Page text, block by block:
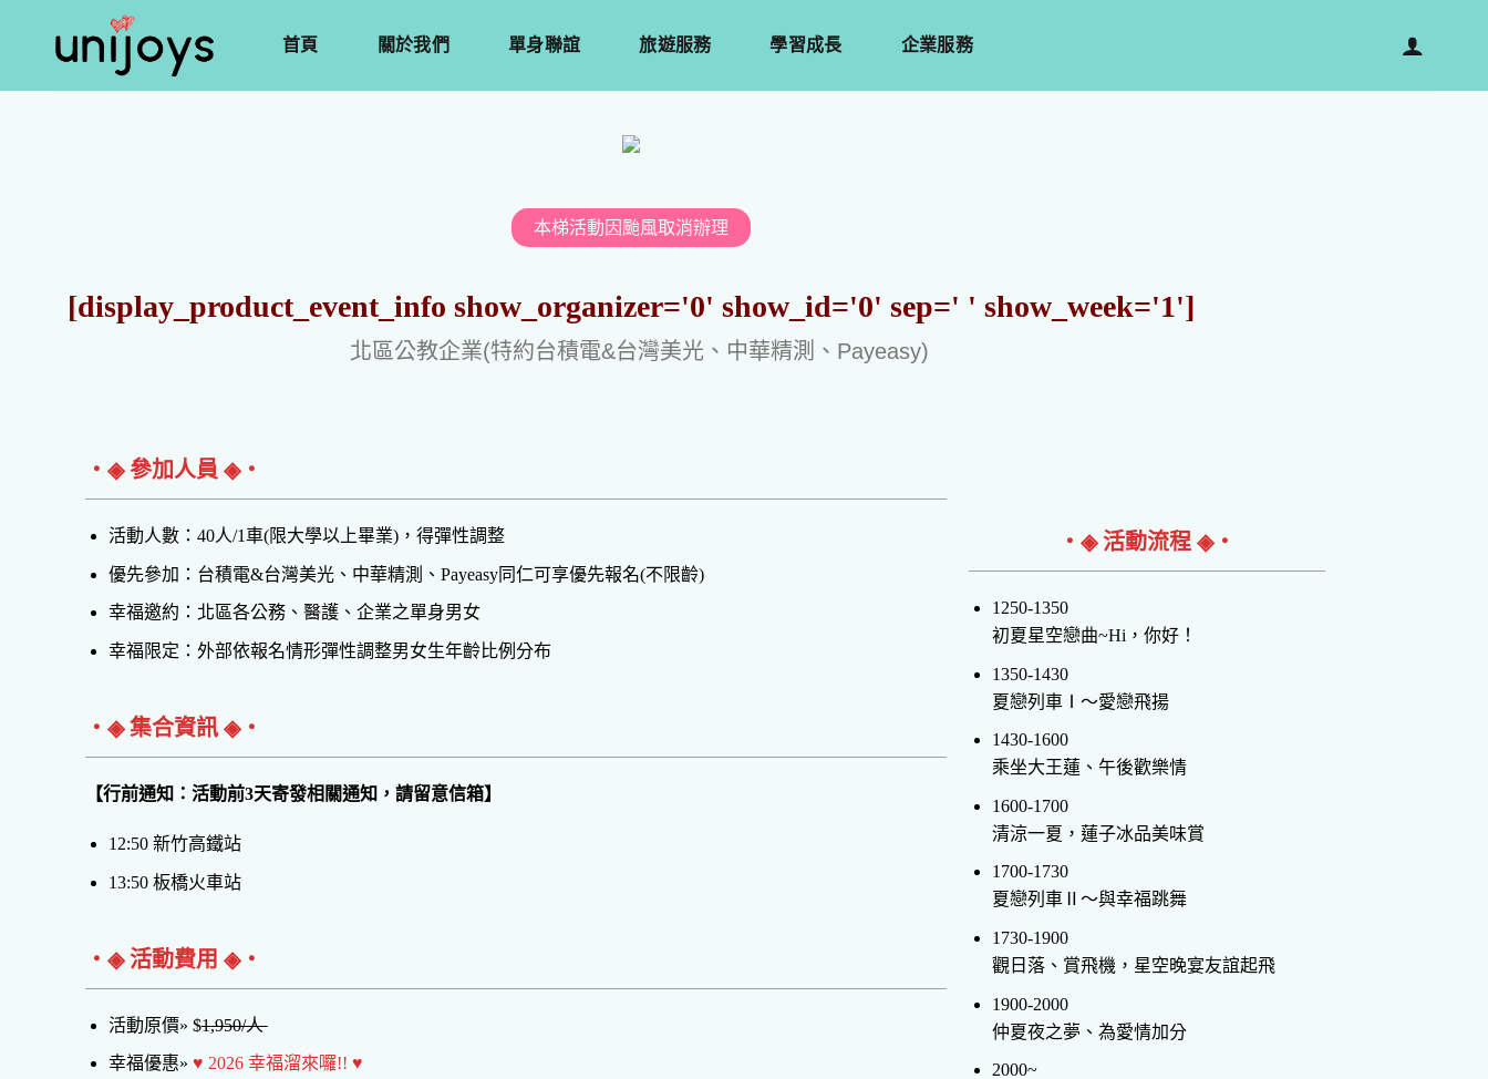
首頁 關於我們 單身聯誼 旅遊服務 學習成長 企業服務
本梯活動因颱風取消辦理
[display_product_event_info show_organizer='0' show_id='0' sep=' ' show_week='1']
北區公教企業(特約台積電&台灣美光、中華精測、Payeasy)
‧◈ 參加人員 ◈‧
活動人數：40人/1車(限大學以上畢業)，得彈性調整
優先參加：台積電&台灣美光、中華精測、Payeasy同仁可享優先報名(不限齡)
幸福邀約：北區各公務、醫護、企業之單身男女
幸福限定：外部依報名情形彈性調整男女生年齡比例分布
‧◈ 集合資訊 ◈‧
【行前通知：活動前3天寄發相關通知，請留意信箱】
12:50 新竹高鐵站
13:50 板橋火車站
‧◈ 活動費用 ◈‧
活動原價» $1,950/人
幸福優惠» ♥ 2026 幸福溜來囉!! ♥
‧◈ 活動流程 ◈‧
1250-1350
初夏星空戀曲~Hi，你好！
1350-1430
夏戀列車Ⅰ～愛戀飛揚
1430-1600
乘坐大王蓮、午後歡樂情
1600-1700
清涼一夏，蓮子冰品美味賞
1700-1730
夏戀列車Ⅱ～與幸福跳舞
1730-1900
觀日落、賞飛機，星空晚宴友誼起飛
1900-2000
仲夏夜之夢、為愛情加分
2000~